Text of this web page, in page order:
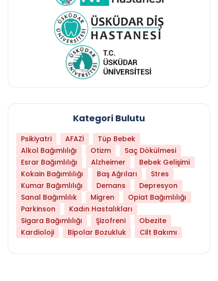
Kategori Bulutu
Psikiyatri AFAZİ
Tüp Bebek
Alkol Bağımlılığı
Otizm
Saç Dökülmesi
Esrar Bağımlılığı
Alzheimer
Bebek Gelişimi
Kokain Bağımlılığı
Baş Ağrıları
Stres
Kumar Bağımlılığı
Demans
Depresyon
Sanal Bağımlılık
Migren
Opiat Bağımlılığı
Parkinson
Kadın Hastalıkları
Sigara Bağımlılığı
Şizofreni
Obezite
Kardioloji
Bipolar Bozukluk Cilt Bakımı